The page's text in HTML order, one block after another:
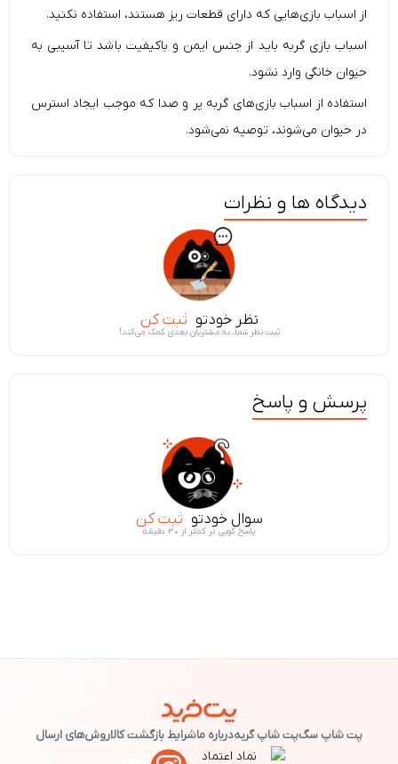
از اسباب بازی‌هایی که دارای قطعات ریز هستند، استفاده نکنید.
اسباب بازی گربه باید از جنس ایمن و باکیفیت باشد تا آسیبی به
حیوان خانگی وارد نشود.
استفاده از اسباب بازی‌های گربه پر و صدا که موجب ایجاد استرس
در حیوان می‌شوند، توصیه نمی‌شود.
دیدگاه ها و نظرات
نظر خودتو ثبت کن
ثبت نظر شما، به مشتریان بعدی کمک می‌کند!
پرسش و پاسخ
سوال خودتو ثبت کن
پاسخ گویی در کمتر از ۳۰ دقیقه
پت شاپ سگپت شاپ گربهدرباره ماشرایط بازگشت کالاروش‌های ارسال